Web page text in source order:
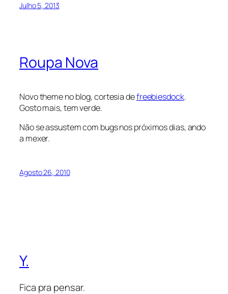
Julho 5, 2013
Roupa Nova
Novo theme no blog, cortesia defreebiesdock.
Gosto mais, tem verde.
Não se assustem com bugs nos próximos dias, ando
a mexer.
Agosto 26, 2010
Y.
Fica pra pensar.